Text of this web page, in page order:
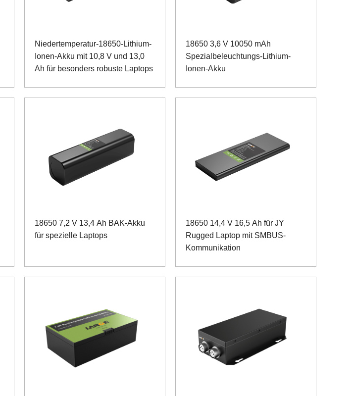
Niedertemperatur-18650-Lithium-
Ionen-Akku mit 10,8 V und 13,0
Ah für besonders robuste Laptops
18650 3,6 V 10050 mAh
Spezialbeleuchtungs-Lithium-
Ionen-Akku
18650 7,2 V 13,4 Ah BAK-Akku
für spezielle Laptops
18650 14,4 V 16,5 Ah für JY
Rugged Laptop mit SMBUS-
Kommunikation